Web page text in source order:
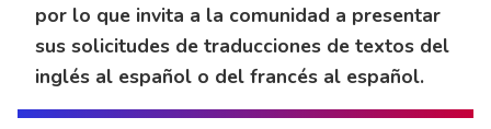
por lo que invita a la comunidad a presentar
sus solicitudes de traducciones de textos del
inglés al español o del francés al español.